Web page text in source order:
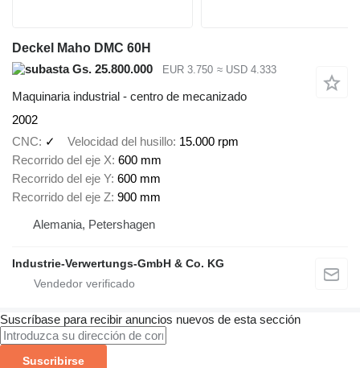
Deckel Maho DMC 60H
Gs. 25.800.000
EUR 3.750 ≈ USD 4.333
Maquinaria industrial - centro de mecanizado
2002
CNC
✓ Velocidad del husillo 15.000 rpm
Recorrido del eje X 600 mm
Recorrido del eje Y 600 mm
Recorrido del eje Z 900 mm
Alemania, Petershagen
Industrie-Verwertungs-GmbH & Co. KG
Suscríbase para recibir anuncios nuevos de esta sección
Suscribirse